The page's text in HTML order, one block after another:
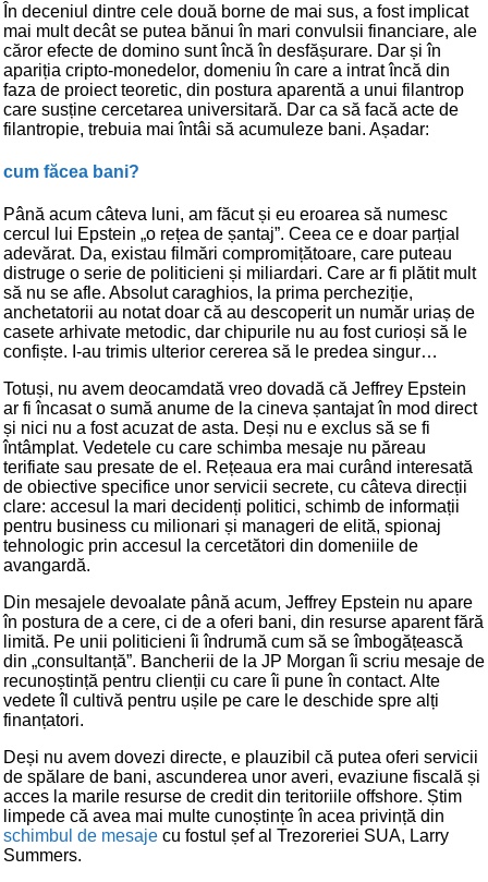
În deceniul dintre cele două borne de mai sus, a fost implicat
mai mult decât se putea bănui în mari convulsii financiare, ale
căror efecte de domino sunt încă în desfășurare. Dar și în
apariția cripto-monedelor, domeniu în care a intrat încă din
faza de proiect teoretic, din postura aparentă a unui filantrop
care susține cercetarea universitară. Dar ca să facă acte de
filantropie, trebuia mai întâi să acumuleze bani. Așadar:
cum făcea bani?
Până acum câteva luni, am făcut și eu eroarea să numesc
cercul lui Epstein „o rețea de șantaj”. Ceea ce e doar parțial
adevărat. Da, existau filmări compromițătoare, care puteau
distruge o serie de politicieni și miliardari. Care ar fi plătit mult
să nu se afle. Absolut caraghios, la prima percheziție,
anchetatorii au notat doar că au descoperit un număr uriaș de
casete arhivate metodic, dar chipurile nu au fost curioși să le
confiște. I-au trimis ulterior cererea să le predea singur…
Totuși, nu avem deocamdată vreo dovadă că Jeffrey Epstein
ar fi încasat o sumă anume de la cineva șantajat în mod direct
și nici nu a fost acuzat de asta. Deși nu e exclus să se fi
întâmplat. Vedetele cu care schimba mesaje nu păreau
terifiate sau presate de el. Rețeaua era mai curând interesată
de obiective specifice unor servicii secrete, cu câteva direcții
clare: accesul la mari decidenți politici, schimb de informații
pentru business cu milionari și manageri de elită, spionaj
tehnologic prin accesul la cercetători din domeniile de
avangardă.
Din mesajele devoalate până acum, Jeffrey Epstein nu apare
în postura de a cere, ci de a oferi bani, din resurse aparent fără
limită. Pe unii politicieni îi îndrumă cum să se îmbogățească
din „consultanță”. Bancherii de la JP Morgan îi scriu mesaje de
recunoștință pentru clienții cu care îi pune în contact. Alte
vedete îl cultivă pentru ușile pe care le deschide spre alți
finanțatori.
Deși nu avem dovezi directe, e plauzibil că putea oferi servicii
de spălare de bani, ascunderea unor averi, evaziune fiscală și
acces la marile resurse de credit din teritoriile offshore. Știm
limpede că avea mai multe cunoștințe în acea privință din
schimbul de mesaje cu fostul șef al Trezoreriei SUA, Larry
Summers.